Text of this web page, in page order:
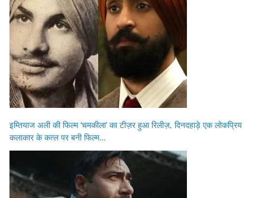
इम्तियाज अली की फिल्म ‘चमकीला’ का टीज़र हुआ रिलीज़, दिनदहाड़े एक लोकप्रिय
कलाकार के कत्ल पर बनी फिल्म…